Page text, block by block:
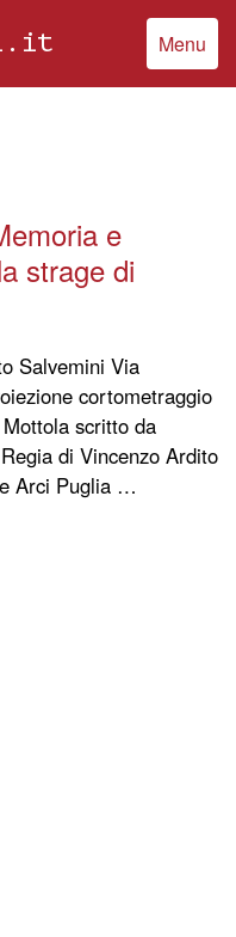
Menu
e
strage di
Salvemini Via
cortometraggio
scritto da
di Vincenzo Ardito
Arci Puglia …